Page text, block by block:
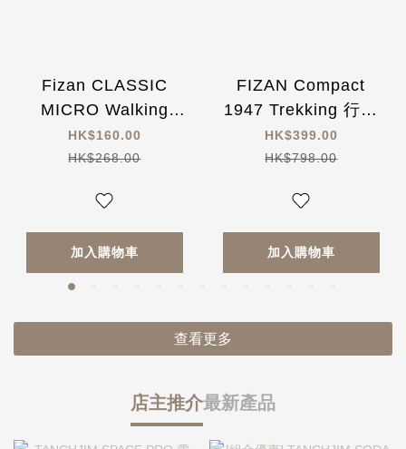
Fizan CLASSIC
MICRO Walking
Poles 行山杖(一支)
HK$160.00
HK$268.00
加入購物車
FIZAN Compact
1947 Trekking 行山
杖(一支)
HK$399.00
HK$798.00
加入購物車
查看更多
店主推介最新產品